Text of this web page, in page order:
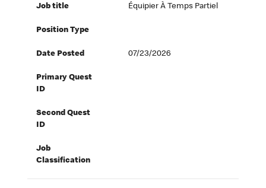
Job title Équipier À Temps Partiel
Position Type
Date Posted 07/23/2026
Primary Quest
ID
Second Quest
ID
Job
Classification